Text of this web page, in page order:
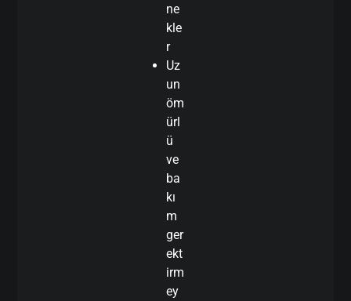
ne
kle
r
Uz
un
öm
ürl
ü
ve
ba
kı
m
ger
ekt
irm
ey